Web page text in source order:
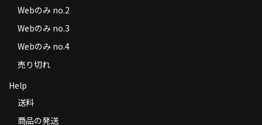
Webのみ no.2
Webのみ no.3
Webのみ no.4
売り切れ
Help
送料
商品の発送